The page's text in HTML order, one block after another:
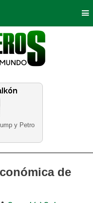
y Petro
Bogotá
Deportes
Neira
de